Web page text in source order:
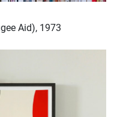
Aid), 1973